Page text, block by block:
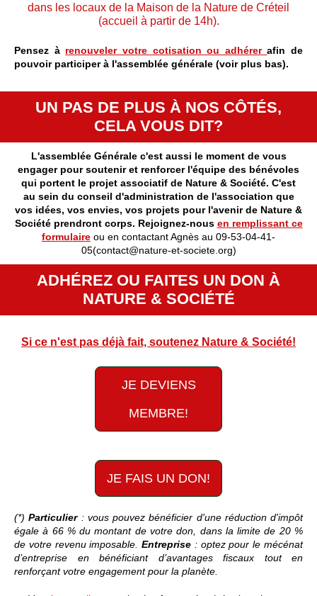
dans les locaux de la Maison de la Nature de Créteil
(accueil à partir de 14h).
Pensez à renouveler votre cotisation ou adhérerafin de
pouvoir participer à l'assemblée générale (voir plus bas).
UN PAS DE PLUS À NOS CÔTÉS,
CELA VOUS DIT?
L'assemblée Générale c'est aussi le moment de vous
engager pour soutenir et renforcer l'équipe des bénévoles
qui portent le projet associatif de Nature & Société. C'est
au sein du conseil d'administration de l'association que
vos idées, vos envies, vos projets pour l'avenir de Nature &
Société prendront corps. Rejoignez-nous en remplissant ce
formulaire ou en contactant Agnès au 09-53-04-41-
05(contact@nature-et-societe.org)
ADHÉREZ OU FAITES UN DON À
NATURE & SOCIÉTÉ
Si ce n'est pas déjà fait, soutenez Nature & Société!
JE DEVIENS
MEMBRE!
JE FAIS UN DON!
(*)Particulier: vous pouvez bénéficier d'une réduction d'impôt
égale à 66 % du montant de votre don, dans la limite de 20 %
de votre revenu imposable.Entreprise : optez pour le mécénat
d’entreprise en bénéficiant d’avantages fiscaux tout en
renforçant votre engagement pour la planète.